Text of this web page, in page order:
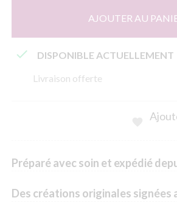
AJOUTER AU
 DISPONIBLE ACTUELLEMENT
Livraison offerte
Préparé avec soin et expédié
Des créations originales signées